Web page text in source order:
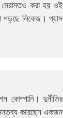
মেরামতও করা হয় ওই
পড়ছে লিকেজ। গ্যাস
কোম্পানি। দুর্নীতির
করেছেন একজন